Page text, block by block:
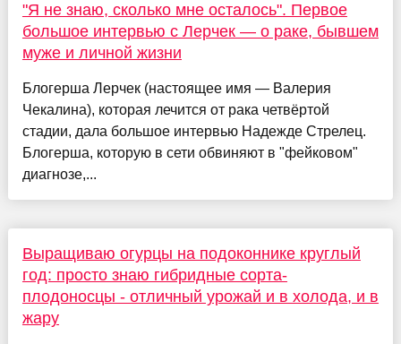
"Я не знаю, сколько мне осталось". Первое
большое интервью с Лерчек — о раке, бывшем
муже и личной жизни
Блогерша Лерчек (настоящее имя — Валерия
Чекалина), которая лечится от рака четвёртой
стадии, дала большое интервью Надежде Стрелец.
Блогерша, которую в сети обвиняют в "фейковом"
диагнозе,...
Выращиваю огурцы на подоконнике круглый
год: просто знаю гибридные сорта-
плодоносцы - отличный урожай и в холода, и в
жару